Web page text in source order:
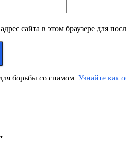
сайта в этом браузере для
борьбы со спамом. Узнайте как